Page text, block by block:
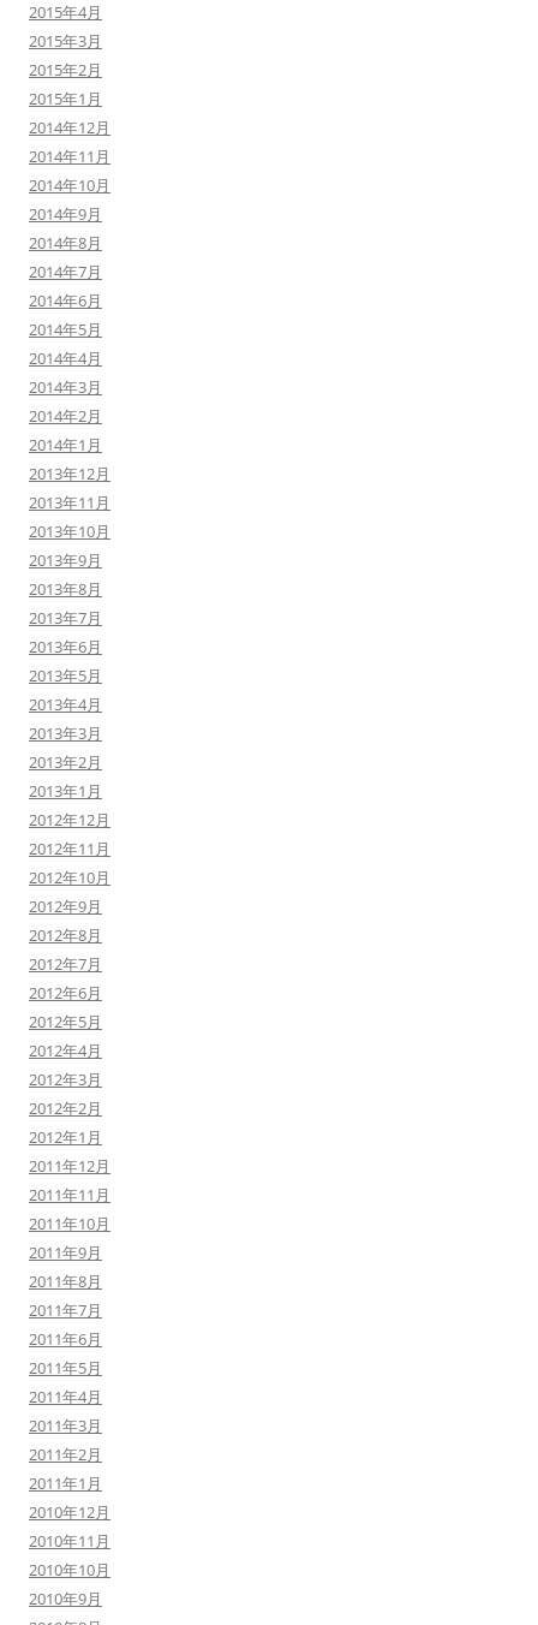
2015年4月
2015年3月
2015年2月
2015年1月
2014年12月
2014年11月
2014年10月
2014年9月
2014年8月
2014年7月
2014年6月
2014年5月
2014年4月
2014年3月
2014年2月
2014年1月
2013年12月
2013年11月
2013年10月
2013年9月
2013年8月
2013年7月
2013年6月
2013年5月
2013年4月
2013年3月
2013年2月
2013年1月
2012年12月
2012年11月
2012年10月
2012年9月
2012年8月
2012年7月
2012年6月
2012年5月
2012年4月
2012年3月
2012年2月
2012年1月
2011年12月
2011年11月
2011年10月
2011年9月
2011年8月
2011年7月
2011年6月
2011年5月
2011年4月
2011年3月
2011年2月
2011年1月
2010年12月
2010年11月
2010年10月
2010年9月